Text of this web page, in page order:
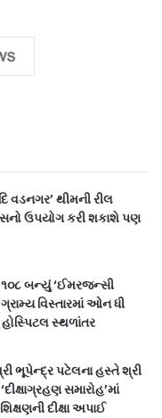
થીમની રીલ
ઉપયોગ કરી શકાશે પણ
બન્યું ‘ઈમરજન્સી
વિસ્તારમાં ઓન ધી
સ્થળાંતર
ભૂપેન્દ્ર પટેલના હસ્તે શ્રી
સમારોહ’માં
દીક્ષા અપાઈ